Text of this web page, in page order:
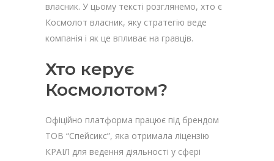
власник. У цьому тексті розглянемо, хто є
Космолот власник, яку стратегію веде
компанія і як це впливає на гравців.
Хто керує
Космолотом?
Офіційно платформа працює під брендом
ТОВ “Спейсикс”, яка отримала ліцензію
КРАІЛ для ведення діяльності у сфері